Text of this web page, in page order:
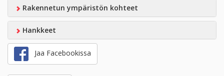
Rakennetun ympäristön kohteet
Hankkeet
Jaa Facebookissa